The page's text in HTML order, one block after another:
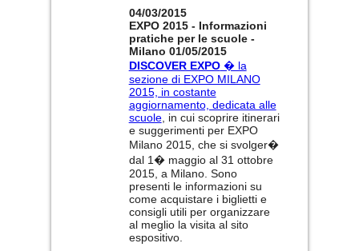
04/03/2015
EXPO 2015 - Informazioni
pratiche per le scuole -
Milano 01/05/2015
DISCOVER EXPO� la
sezione di EXPO MILANO
2015, in costante
aggiornamento, dedicata alle
scuole, in cui scoprire itinerari
e suggerimenti per EXPO
Milano 2015, che si svolger�
dal 1� maggio al 31 ottobre
2015, a Milano. Sono
presenti le informazioni su
come acquistare i biglietti e
consigli utili per organizzare
al meglio la visita al sito
espositivo.